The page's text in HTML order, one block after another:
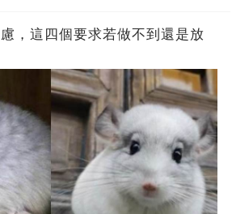
，這四個要求若做不到還是放